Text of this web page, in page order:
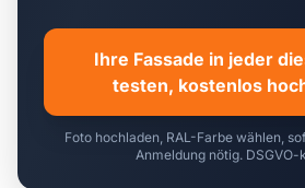
Ihre Fassade in jeder
testen, kostenlos
Foto hochladen, RAL-Farbe wählen,
Anmeldung nötig. DSGVO-